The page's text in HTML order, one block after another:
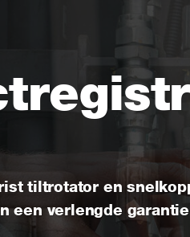
tiltrotator en
een verlengde